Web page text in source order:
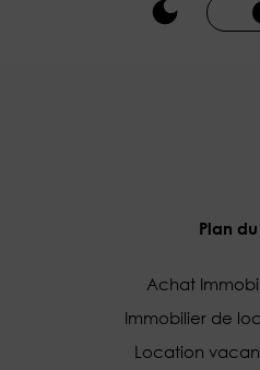
Plan
Achat
Immobilier de
Location